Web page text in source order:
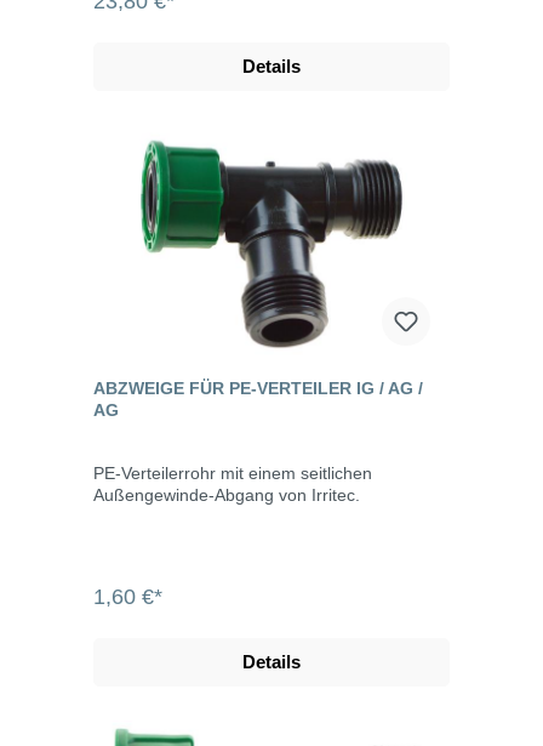
Details
ABZWEIGE FÜR PE-VERTEILER IG / AG /
AG
PE-Verteilerrohr mit einem seitlichen
Außengewinde-Abgang von Irritec.
1,60 €*
Details